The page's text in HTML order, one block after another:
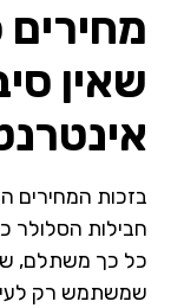
מחירים
שאין
חבילות הסלולר
כל כך משתלם,
שמשתמש רק